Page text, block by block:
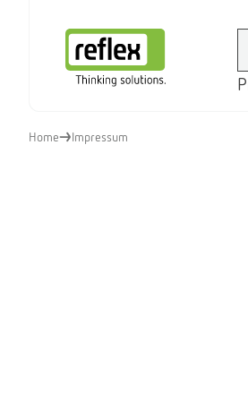
Home Impressum